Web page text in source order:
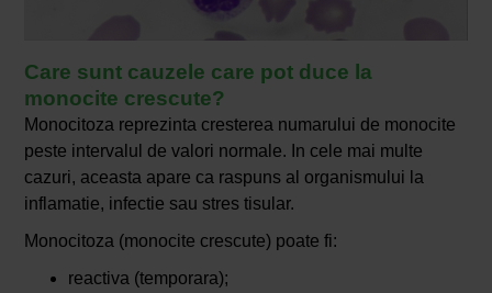
Care sunt cauzele care pot duce la
monocite crescute?
Monocitoza reprezinta cresterea numarului de monocite
peste intervalul de valori normale. In cele mai multe
cazuri, aceasta apare ca raspuns al organismului la
inflamatie, infectie sau stres tisular.
Monocitoza (monocite crescute) poate fi:
reactiva (temporara);